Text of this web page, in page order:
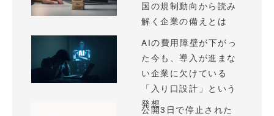
国の規制動向から読み
解く企業の備えとは
AIの費用障壁が下がっ
た今も、導入が進まな
い企業に欠けている
「入り口設計」という
発想
公開3日で停止された